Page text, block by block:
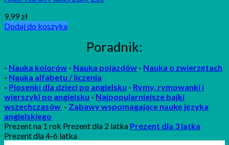
9,99 zł
Dodaj do koszyka
Poradnik:
- Nauka kolorów - Nauka pojazdów - Nauka o zwierzętach
- Nauka alfabetu / liczenia
- Piosenki dla dzieci po angielsku - Rymy, rymowanki i
wierszyki po angielsku - Najpopularniejsze bajki
wszechczasów - Zabawy wspomagające naukę języka
angielskiego
Prezent na 1 rok Prezent dla 2 latka Prezent dla 3 latka
Prezent dla 4-6 latka